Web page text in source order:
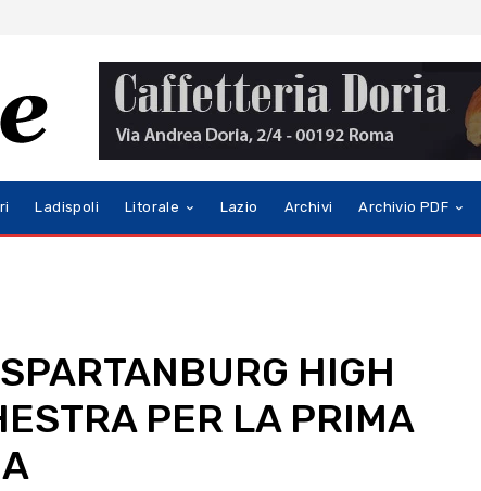
Ladispoli Litorale Lazio Archivi Archivio PDF
HIGH
PER LA PRIMA